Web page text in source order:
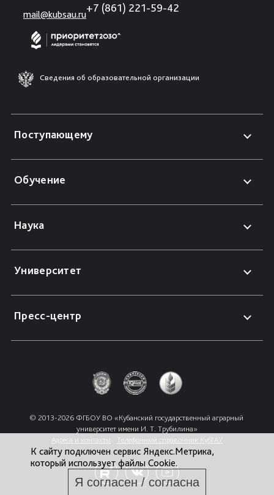
mail@kubsau.ru
+7 (861) 221-59-42
Сведения об образовательной организации
Поступающему
Обучение
Наука
Университет
Пресс-центр
© 2013-2026 ФГБОУ ВО «Кубанский государственный аграрный
университет имени И. Т. Трубилина»
Адреса и контакты
Телефонный справочник КубГАУ
К сайту подключен сервис Яндекс.Метрика,
который использует файлы Cookie.
Я согласен / согласна